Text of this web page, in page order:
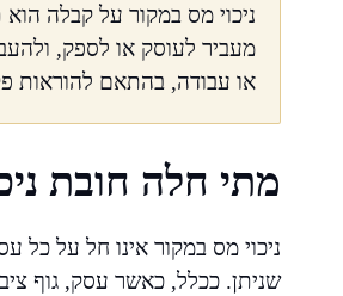
ניכוי מס במקור על קבלה
מעביר לעוסק או לספק,
או עבודה, בהתאם להוראות
מתי חלה חובת
ניכוי מס במקור אינו חל על כל
שניתן. ככלל, כאשר עסק, גוף